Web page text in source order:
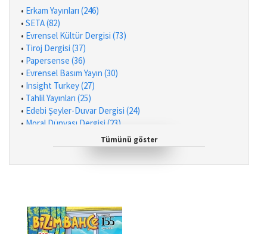
• Erkam Yayınları (246)
• SETA (82)
• Evrensel Kültür Dergisi (73)
• Tiroj Dergisi (37)
• Papersense (36)
• Evrensel Basım Yayın (30)
• Insight Turkey (27)
• Tahlil Yayınları (25)
• Edebi Şeyler-Duvar Dergisi (24)
• Moral Dünyası Dergisi (23)
Ortadoğu Yayınları (19)
Kafe Kültür Yayıncılık (16)
Küre Yayınları (6)
Tezkire Yayınları (5)
Tümünü göster